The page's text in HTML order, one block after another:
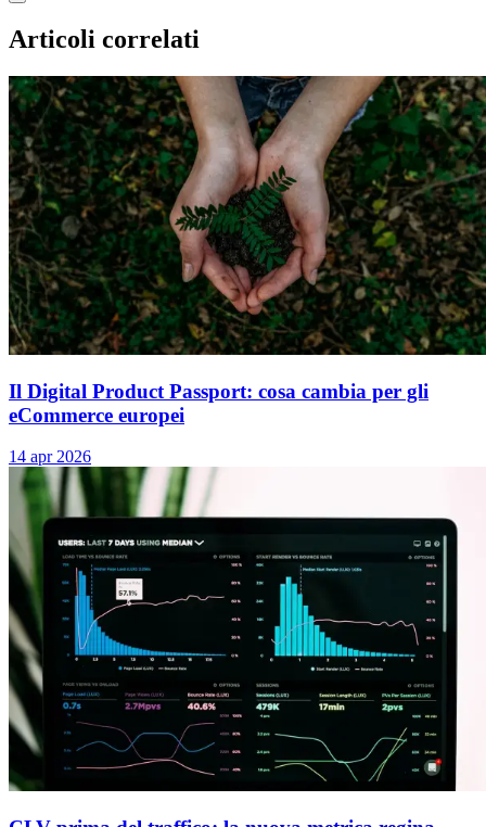
Articoli correlati
Il Digital Product Passport: cosa cambia per gli
eCommerce europei
14 apr 2026